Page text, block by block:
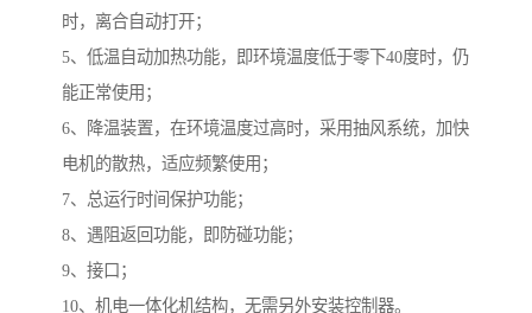
时，离合自动打开；
5、低温自动加热功能，即环境温度低于零下40度时，仍
能正常使用；
6、降温装置，在环境温度过高时，采用抽风系统，加快
电机的散热，适应频繁使用；
7、总运行时间保护功能；
8、遇阻返回功能，即防碰功能；
9、接口；
10、机电一体化机结构，无需另外安装控制器。